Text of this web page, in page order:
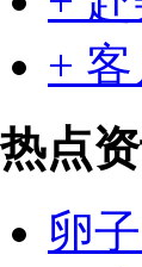
+
热点
卵